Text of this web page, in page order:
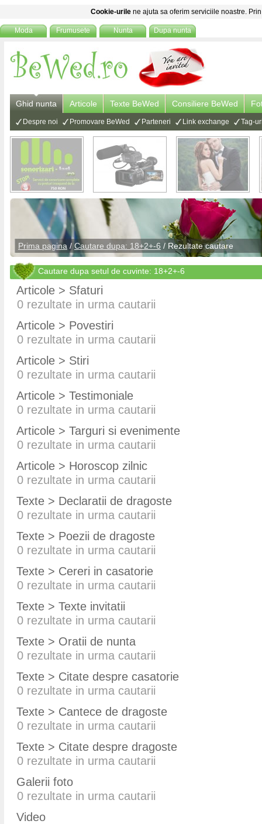
Cookie-urile ne ajuta sa oferim serviciile noastre.
Moda Frumusete Nunta Dupa nunta
Ghid nunta Articole Texte BeWed Consiliere BeWed
Despre noi Promovare BeWed Parteneri Link exchange Tag-
Prima pagina / Cautare dupa: 18+2+-6 / Rezultate cautare
Cautare dupa setul de cuvinte: 18+2+-6
Articole > Sfaturi
0 rezultate in urma cautarii
Articole > Povestiri
0 rezultate in urma cautarii
Articole > Stiri
0 rezultate in urma cautarii
Articole > Testimoniale
0 rezultate in urma cautarii
Articole > Targuri si evenimente
0 rezultate in urma cautarii
Articole > Horoscop zilnic
0 rezultate in urma cautarii
Texte > Declaratii de dragoste
0 rezultate in urma cautarii
Texte > Poezii de dragoste
0 rezultate in urma cautarii
Texte > Cereri in casatorie
0 rezultate in urma cautarii
Texte > Texte invitatii
0 rezultate in urma cautarii
Texte > Oratii de nunta
0 rezultate in urma cautarii
Texte > Citate despre casatorie
0 rezultate in urma cautarii
Texte > Cantece de dragoste
0 rezultate in urma cautarii
Texte > Citate despre dragoste
0 rezultate in urma cautarii
Galerii foto
0 rezultate in urma cautarii
Video